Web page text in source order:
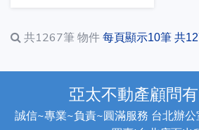
共1267筆 物件 每頁顯示10筆 共
亞太不動產顧問
誠信~專業~負責~圓滿服務 台北辦